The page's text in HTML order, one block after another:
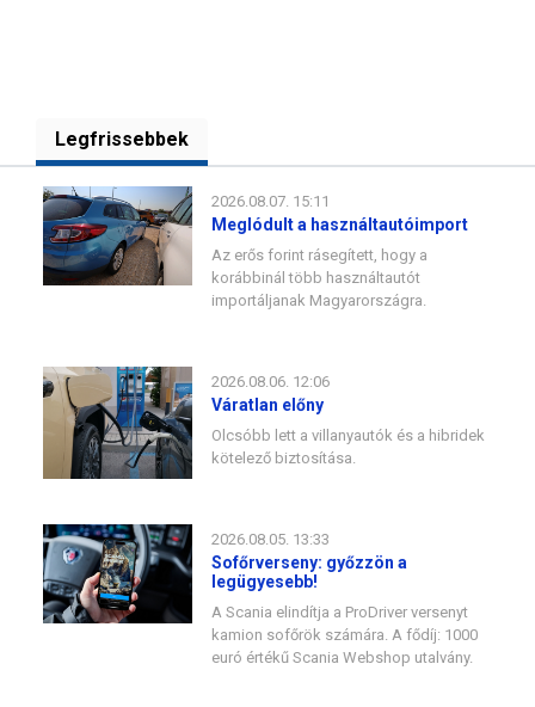
Legfrissebbek
2026.08.07. 15:11
Meglódult a használtautóimport
Az erős forint rásegített, hogy a
korábbinál több használtautót
importáljanak Magyarországra.
2026.08.06. 12:06
Váratlan előny
Olcsóbb lett a villanyautók és a hibridek
kötelező biztosítása.
2026.08.05. 13:33
Sofőrverseny: győzzön a
legügyesebb!
A Scania elindítja a ProDriver versenyt
kamion sofőrök számára. A fődíj: 1000
euró értékű Scania Webshop utalvány.